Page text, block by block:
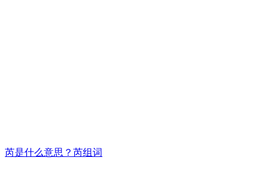
芮是什么意思？芮组词